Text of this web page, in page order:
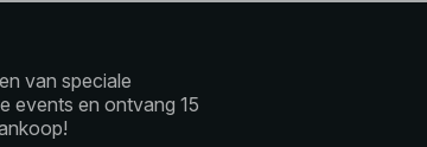
van speciale
events en ontvang 15